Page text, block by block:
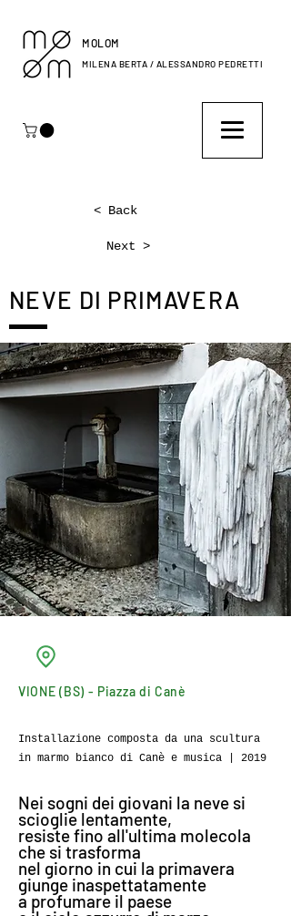
MOLOM
MILENA BERTA / ALESSANDRO PEDRETTI
< Back
Next >
NEVE DI PRIMAVERA
VIONE (BS) - Piazza di Canè
Installazione composta da una scultura
in marmo bianco di Canè e musica | 2019
Nei sogni dei giovani la neve si
scioglie lentamente,
resiste fino all'ultima molecola
che si trasforma
nel giorno in cui la primavera
giunge inaspettatamente
a profumare il paese